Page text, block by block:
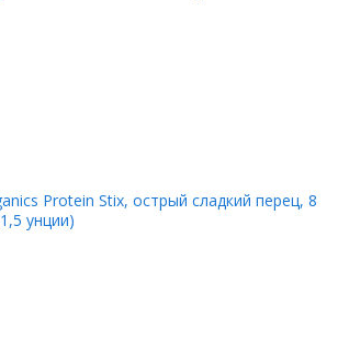
Protein Stix, острый сладкий перец, 8
унции)